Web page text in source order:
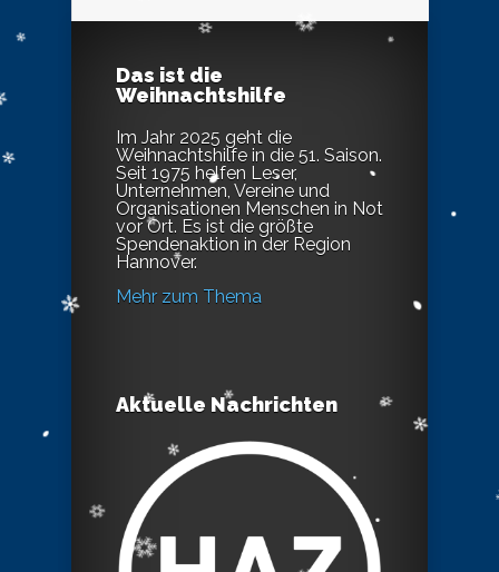
Das ist die
Weihnachtshilfe
Im Jahr 2025 geht die
Weihnachtshilfe in die 51. Saison.
Seit 1975 helfen Leser,
Unternehmen, Vereine und
Organisationen Menschen in Not
vor Ort. Es ist die größte
Spendenaktion in der Region
Hannover.
Mehr zum Thema
Aktuelle Nachrichten